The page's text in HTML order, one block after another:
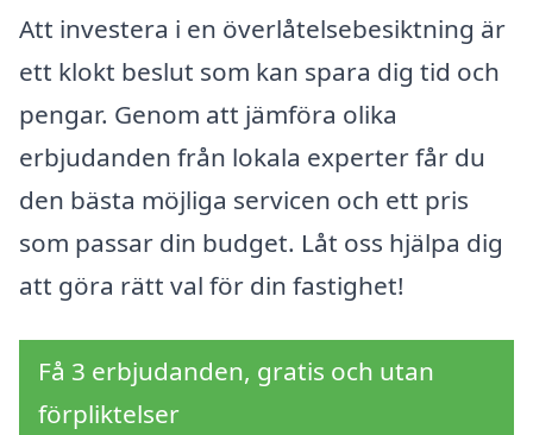
Att investera i en överlåtelsebesiktning är
ett klokt beslut som kan spara dig tid och
pengar. Genom att jämföra olika
erbjudanden från lokala experter får du
den bästa möjliga servicen och ett pris
som passar din budget. Låt oss hjälpa dig
att göra rätt val för din fastighet!
Få 3 erbjudanden, gratis och utan
förpliktelser